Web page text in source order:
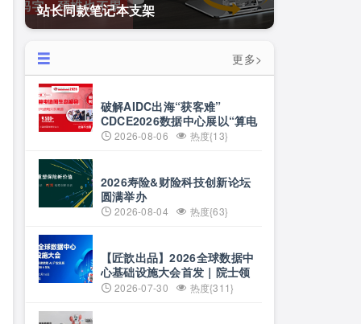
站长同款笔记本支架
更多>
破解AIDC出海“获客难”
CDCE2026数据中心展以“算电
协同”重构全球算力供应链
2026-08-06 热度{13}
2026寿险&财险科技创新论坛
圆满举办
2026-08-04 热度{63}
【匠歆出品】2026全球数据中
心基础设施大会首发｜院士领
衔，100+头部企业已确认，
2026-07-30 热度{311}